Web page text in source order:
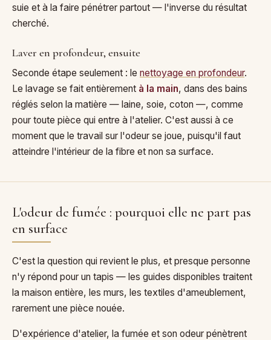
suie et à la faire pénétrer partout — l'inverse du résultat
cherché.
Laver en profondeur, ensuite
Seconde étape seulement : le nettoyage en profondeur.
Le lavage se fait entièrement à la main, dans des bains
réglés selon la matière — laine, soie, coton —, comme
pour toute pièce qui entre à l'atelier. C'est aussi à ce
moment que le travail sur l'odeur se joue, puisqu'il faut
atteindre l'intérieur de la fibre et non sa surface.
L'odeur de fumée : pourquoi elle ne part pas
en surface
C'est la question qui revient le plus, et presque personne
n'y répond pour un tapis — les guides disponibles traitent
la maison entière, les murs, les textiles d'ameublement,
rarement une pièce nouée.
D'expérience d'atelier, la fumée et son odeur pénètrent